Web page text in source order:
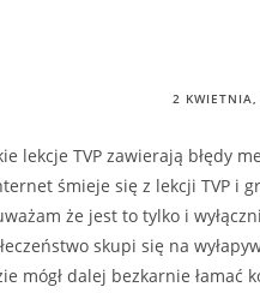
2
lekcje TVP zawierają błędy
śmieje się z lekcji TVP i
że jest to tylko i
skupi się na
mógł dalej bezkarnie łamać